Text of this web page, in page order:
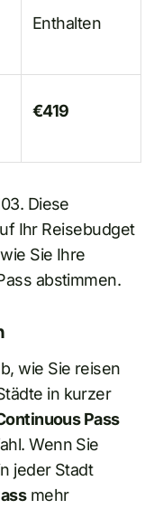
Enthalten
€419
Diese
Ihr Reisebudget
Sie Ihre
abstimmen.
wie Sie reisen
in kurzer
Pass
Wenn Sie
jeder Stadt
mehr